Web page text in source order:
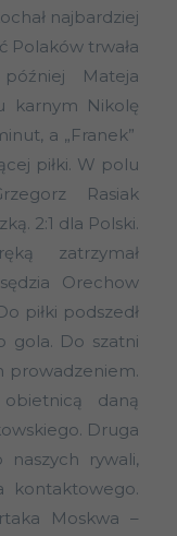
najbardziej
Polaków trwała
Mateja
karnym Nikolę
a „Franek”
piłki. W polu
Rasiak
2:1 dla Polski.
zatrzymał
Orechow
piłki podszedł
gola. Do szatni
prowadzeniem.
daną
Druga
naszych rywali,
kontaktowego.
Moskwa –